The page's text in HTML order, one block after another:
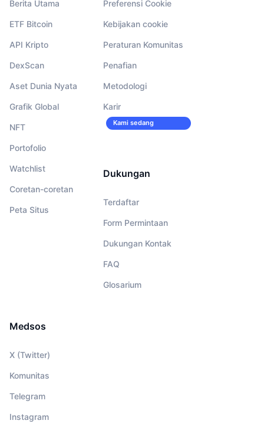
Berita Utama
ETF Bitcoin
API Kripto
DexScan
Aset Dunia Nyata
Grafik Global
NFT
Portofolio
Watchlist
Coretan-coretan
Peta Situs
Preferensi Cookie
Kebijakan cookie
Peraturan Komunitas
Penafian
Metodologi
Karir
Kami sedang
Dukungan
Terdaftar
Form Permintaan
Dukungan Kontak
FAQ
Glosarium
Medsos
X (Twitter)
Komunitas
Telegram
Instagram